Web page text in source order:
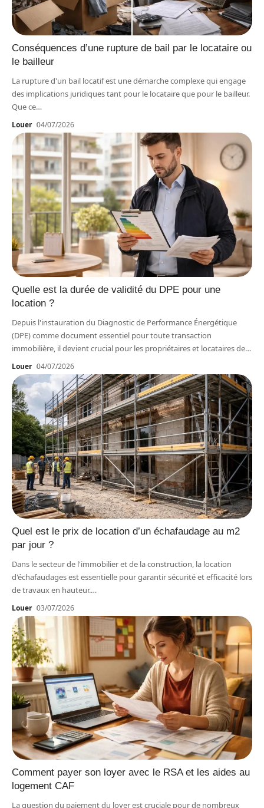
Conséquences d’une rupture de bail par le locataire ou
le bailleur
La rupture d'un bail locatif est une démarche complexe qui engage
des implications juridiques tant pour le locataire que pour le bailleur.
Que ce…
Louer 04/07/2026
Quelle est la durée de validité du DPE pour une
location ?
Depuis l'instauration du Diagnostic de Performance Énergétique
(DPE) comme document essentiel pour toute transaction
immobilière, il devient crucial pour les propriétaires et locataires de…
Louer 04/07/2026
Quel est le prix de location d’un échafaudage au m2
par jour ?
Dans le secteur de l'immobilier et de la construction, la location
d'échafaudages est essentielle pour garantir sécurité et efficacité lors
de travaux en hauteur.…
Louer 03/07/2026
Comment payer son loyer avec le RSA et les aides au
logement CAF
La question du paiement du loyer est cruciale pour de nombreux